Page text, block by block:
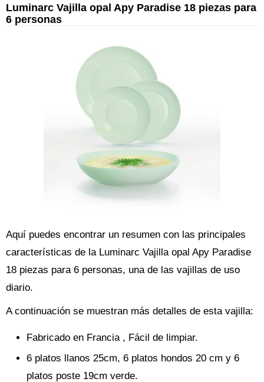
Luminarc Vajilla opal Apy Paradise 18 piezas para
6 personas
Aquí puedes encontrar un resumen con las principales
características de la Luminarc Vajilla opal Apy Paradise
18 piezas para 6 personas, una de las vajillas de uso
diario.
A continuación se muestran más detalles de esta vajilla:
Fabricado en Francia , Fácil de limpiar.
6 platos llanos 25cm, 6 platos hondos 20 cm y 6
platos poste 19cm verde.